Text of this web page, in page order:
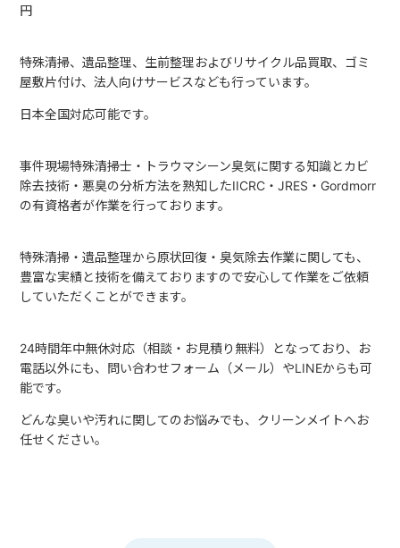
円
特殊清掃、遺品整理、生前整理およびリサイクル品買取、ゴミ
屋敷片付け、法人向けサービスなども行っています。
日本全国対応可能です。
事件現場特殊清掃士・トラウマシーン臭気に関する知識とカビ
除去技術・悪臭の分析方法を熟知したIICRC・JRES・Gordmorr
の有資格者が作業を行っております。
特殊清掃・遺品整理から原状回復・臭気除去作業に関しても、
豊富な実績と技術を備えておりますので安心して作業をご依頼
していただくことができます。
24時間年中無休対応（相談・お見積り無料）となっており、お
電話以外にも、問い合わせフォーム（メール）やLINEからも可
能です。
どんな臭いや汚れに関してのお悩みでも、クリーンメイトへお
任せください。